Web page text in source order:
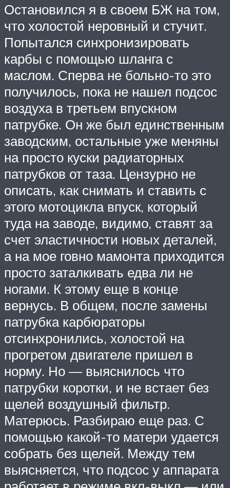
Остановился я в своем БЖ на том,
что холостой неровный и стучит.
Попытался синхронизировать
карбы с помощью шланга с
маслом. Сперва не больно-то это
получилось, пока не нашел подсос
воздуха в третьем впускном
патрубке. Он же был единственным
заводским, остальные уже меняны
на просто куски радиаторных
патрубков от таза. Цензурно не
описать, как снимать и ставить с
этого мотоцикла впуск, который
туда на заводе, видимо, ставят за
счет эластичности новых деталей,
а на мое говно мамонта приходится
просто заталкивать едва ли не
ногами. К этому еще в конце
вернусь. В общем, после замены
патрубка карбюраторы
отсинхронились, холостой на
прогретом двигателе пришел в
норму. Но — выяснилось что
патрубки коротки, и не встает без
щелей воздушный фильтр.
Матерюсь. Разбираю еще раз. С
помощью какой-то матери удается
собрать без щелей. Между тем
выясняется, что подсос у аппарата